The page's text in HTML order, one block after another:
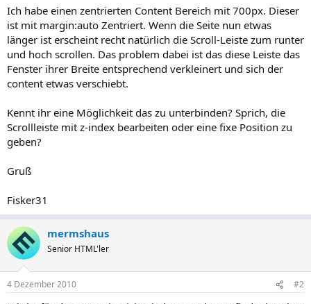
Ich habe einen zentrierten Content Bereich mit 700px. Dieser
ist mit margin:auto Zentriert. Wenn die Seite nun etwas
länger ist erscheint recht natürlich die Scroll-Leiste zum runter
und hoch scrollen. Das problem dabei ist das diese Leiste das
Fenster ihrer Breite entsprechend verkleinert und sich der
content etwas verschiebt.
Kennt ihr eine Möglichkeit das zu unterbinden? Sprich, die
Scrollleiste mit z-index bearbeiten oder eine fixe Position zu
geben?
Gruß
Fisker31
mermshaus
Senior HTML'ler
4 Dezember 2010 #2